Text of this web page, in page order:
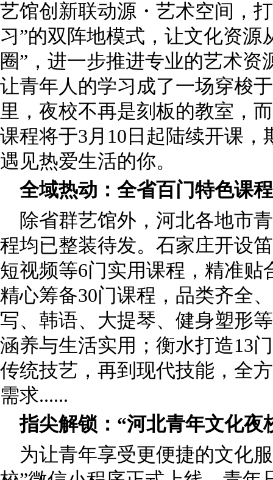
艺馆创新联动源・艺术空间，
习”的双阵地模式，让文化资源
圈”，进一步推进专业的艺术
让青年人的学习成了一场穿梭
里，夜校不再是刻板的教室，
课程将于3月10日起陆续开课
遇见热爱生活的你。
全域热动：全省百门特色课
除省群艺馆外，河北各地市
程均已整装待发。石家庄开设
短视频等6门实用课程，精准
精心筹备30门课程，品类齐全
写、韩语、大提琴、健身塑形
涵养与生活实用；衡水打造13
传统技艺，再到现代技能，全
需求......
指尖解锁：“河北青年文化夜
为让青年享受更便捷的文化